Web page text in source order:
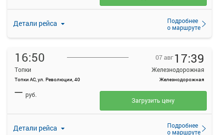
Детали рейса
Подробнее
о маршруте
16:50
Топки
Топки АС, ул. Революции, 40
07 авг 17:39
Железнодорожная
Железнодорожная
Детали рейса
Подробнее
о маршруте
— руб.
Загрузить цену